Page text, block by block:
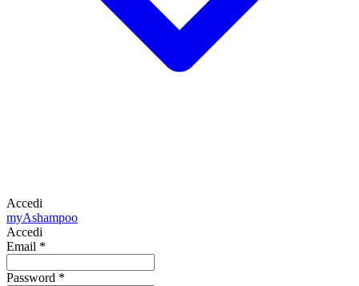
Accedi
myAshampoo
Accedi
Email *
Password *